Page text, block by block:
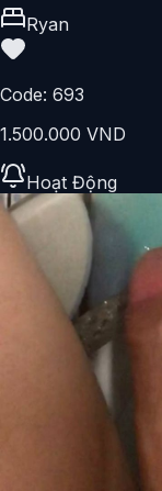
Ryan
Code: 693
1.500.000 VND
Hoạt Động